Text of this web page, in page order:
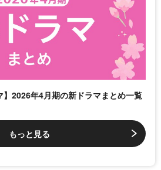
】2026年4月期の新ドラマまとめ一覧
もっと見る